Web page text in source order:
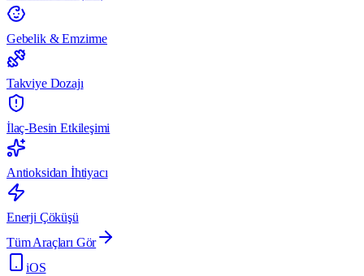
Gebelik & Emzirme
Takviye Dozajı
İlaç-Besin Etkileşimi
Antioksidan İhtiyacı
Enerji Çöküşü
Tüm Araçları Gör
iOS